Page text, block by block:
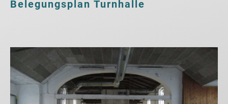
Belegungsplan Turnhalle